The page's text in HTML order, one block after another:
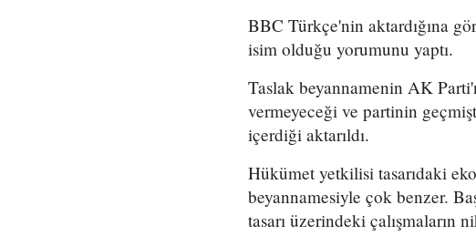
BBC Türkçe'nin aktardığına
isim olduğu yorumunu yaptı.
Taslak beyannamenin AK
vermeyeceği ve partinin
içerdiği aktarıldı.
Hükümet yetkilisi tasarıdaki
beyannamesiyle çok benzer.
tasarı üzerindeki çalışmaların